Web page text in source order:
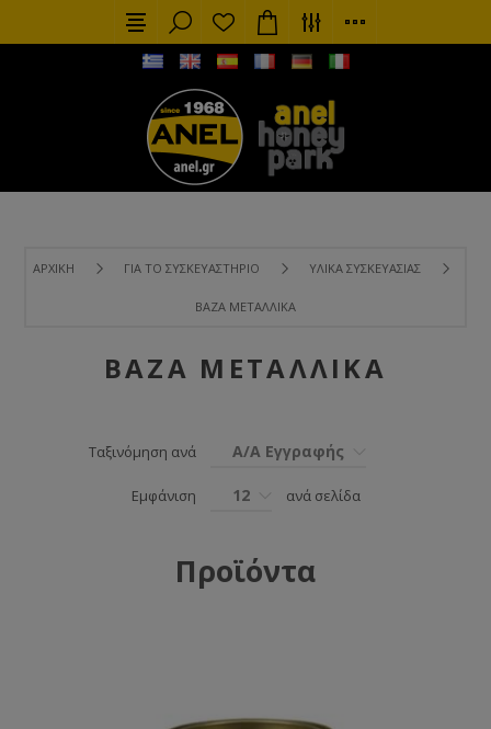
ΑΡΧΙΚΉ ΓΙΑ ΤΟ ΣΥΣΚΕΥΑΣΤΉΡΙΟ ΥΛΙΚΆ ΣΥΣΚΕΥΑΣΊΑΣ
ΒΆΖΑ ΜΕΤΑΛΛΙΚΆ
ΒΆΖΑ ΜΕΤΑΛΛΙΚΆ
Ταξινόμηση ανά Α/Α Εγγραφής
Εμφάνιση 12 ανά σελίδα
Προϊόντα